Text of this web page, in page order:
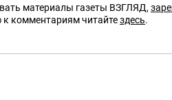
материалы газеты ВЗГЛЯД,
комментариям читайтездесь.